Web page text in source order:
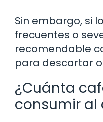
Sin embargo, si
frecuentes o
recomendable
para descartar
¿Cuánta
consumir al